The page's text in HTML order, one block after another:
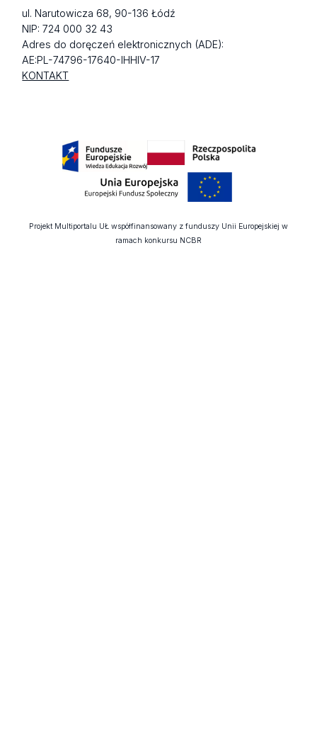
ul. Narutowicza 68, 90-136 Łódź
NIP: 724 000 32 43
Adres do doręczeń elektronicznych (ADE):
AE:PL-74796-17640-IHHIV-17
KONTAKT
Projekt Multiportalu UŁ współfinansowany z funduszy Unii Europejskiej w
ramach konkursu NCBR